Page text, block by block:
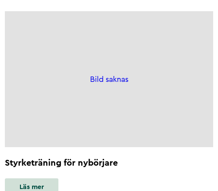
Bild saknas
Styrketräning för nybörjare
Läs mer